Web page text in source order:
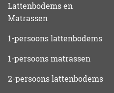
Lattenbodems en
Matrassen
1-persoons lattenbodems
1-persoons matrassen
2-persoons lattenbodems